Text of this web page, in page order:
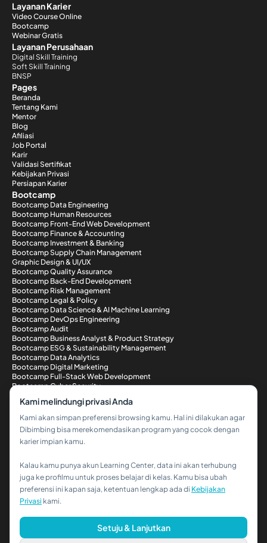
Hi!👋
Kalau kamu butuh bantuan,
Layanan Karier
Video Course Online
Bootcamp
Webinar Gratis
Layanan Perusahaan
Digital Skill Training
Soft Skill Training
BNSP
Pages
Beranda
Tentang Kami
Mentor
Blog
Afiliasi
Job Portal
Karir
Validasi Sertifikat
Kebijakan Privasi
Persiapan Karier
Bootcamp
Bootcamp Data Engineering
Bootcamp Human Resources
Bootcamp Front-End Web Development
Bootcamp Finance & Accounting
Bootcamp Investment & Banking
Bootcamp Supply Chain Management
Graphic Design & UI/UX
Bootcamp Quality Assurance
Bootcamp Back-End Development
Bootcamp Risk Management
Bootcamp Legal & Policy
Bootcamp Data Science & AI Machine Learning
Bootcamp DevOps Engineering
Bootcamp Audit
Bootcamp Business Analyst & Product Strategy
Bootcamp ESG & Sustainability Management
Bootcamp Data Analytics
Bootcamp Digital Marketing
Bootcamp Full-Stack Web Development
Bootcamp Cyber Security
Metode Pembayaran
© 2026 PT Dibimbing. All Rights Reserved
Kami melindungi privasi Anda
Kami akan simpan preferensi browsing kamu. Hal ini dilakukan agar
Dibimbing bisa merekomendasikan program yang cocok dengan
karier impian kamu.
Kalau kamu punya akun Learning Center, data ini akan terhubung
juga ke profilmu untuk proses belajar di kelas. Kamu bisa ubah
preferensi ini kapan saja, ketentuan lengkap ada di Kebijakan
Privasi kami.
Setuju & Lanjutkan